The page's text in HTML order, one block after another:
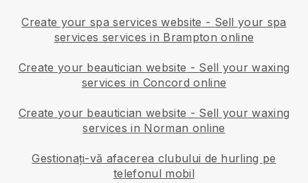
Create your spa services website - Sell your spa
services services in Brampton online
Create your beautician website - Sell your waxing
services in Concord online
Create your beautician website - Sell your waxing
services in Norman online
Gestionați-vă afacerea clubului de hurling pe
telefonul mobil